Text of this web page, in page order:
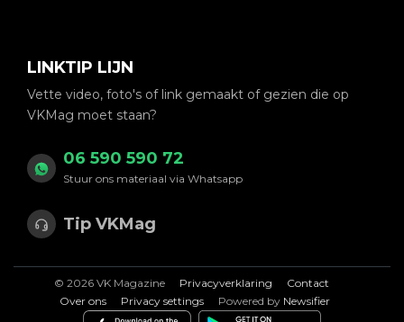
LINKTIP LIJN
Vette video, foto's of link gemaakt of gezien die op
VKMag moet staan?
06 590 590 72
Stuur ons materiaal via Whatsapp
Tip VKMag
© 2026 VK Magazine Privacyverklaring
Contact
Over ons
Privacy settings Powered by Newsifier